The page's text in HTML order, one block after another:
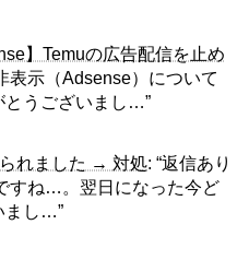
】Temuの広告配信を止め
表示（Adsense）について
とうございまし…”
れました → 対処: “返信あり
すね…。翌日になった今ど
まし…”